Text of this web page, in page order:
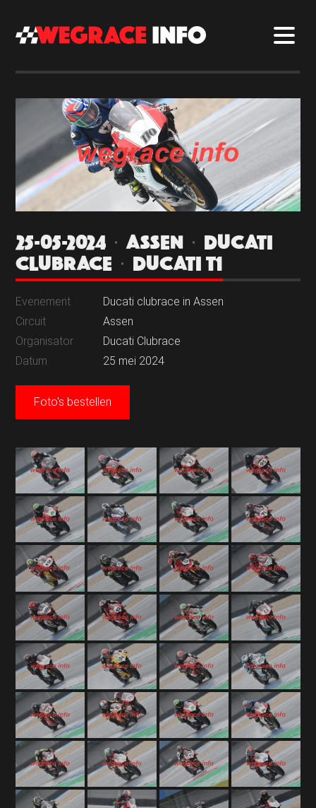
25-05-2024 | ASSEN | DUCATI
CLUBRACE | DUCATI T1
Evenement
Ducati clubrace in Assen
Circuit
Assen
Organisator
Ducati Clubrace
Datum
25 mei 2024
Foto's bestellen